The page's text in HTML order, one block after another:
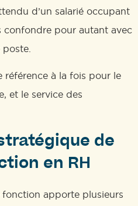
d’un salarié occupant
confondre pour autant avec
référence à la fois pour le
et le service des
de
en RH
fonction apporte plusieurs